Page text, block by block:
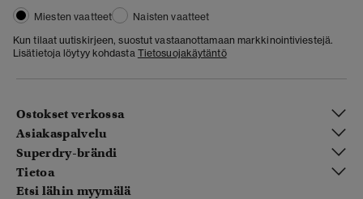
Miesten vaatteet
Naisten vaatteet
Kun tilaat uutiskirjeen, suostut vastaanottamaan markkinointiviestejä.
Lisätietoja löytyy kohdasta Tietosuojakäytäntö
Ostokset verkossa
Asiakaspalvelu
Superdry-brändi
Tietoa
Etsi lähin myymälä